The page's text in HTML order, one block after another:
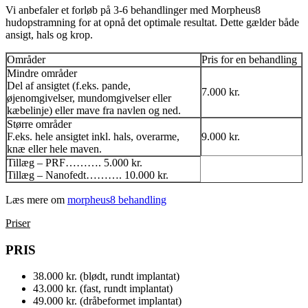
Vi anbefaler et forløb på 3-6 behandlinger med Morpheus8
hudopstramning for at opnå det optimale resultat. Dette gælder både
ansigt, hals og krop.
Områder
Pris for en behandling
Mindre områder
Del af ansigtet (f.eks. pande,
øjenomgivelser, mundomgivelser eller
kæbelinje) eller mave fra navlen og ned.
7.000 kr.
Større områder
F.eks. hele ansigtet inkl. hals, overarme,
knæ eller hele maven.
9.000 kr.
Tillæg – PRF………. 5.000 kr.
Tillæg – Nanofedt………. 10.000 kr.
Læs mere om morpheus8 behandling
Priser
PRIS
38.000 kr. (blødt, rundt implantat)
43.000 kr. (fast, rundt implantat)
49.000 kr. (dråbeformet implantat)